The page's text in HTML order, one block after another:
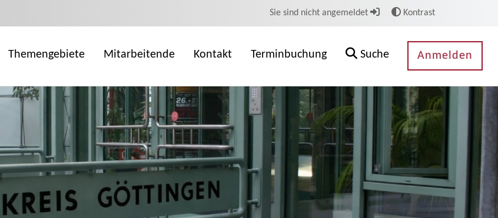
Sie sind nicht angemeldet Kontrast
Themengebiete Mitarbeitende Kontakt Terminbuchung Suche Anmelden